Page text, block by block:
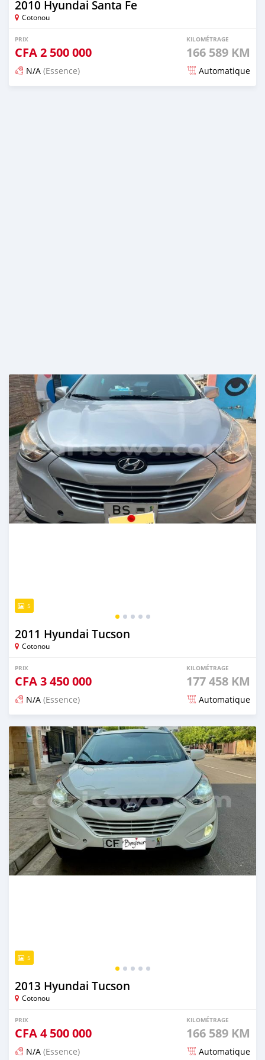
2010 Hyundai Santa Fe
Cotonou
PRIX
CFA2 500 000
KILOMÉTRAGE
166 589 KM
N/A (Essence) Automatique
5
2011 Hyundai Tucson
Cotonou
PRIX
CFA3 450 000
KILOMÉTRAGE
177 458 KM
N/A (Essence) Automatique
Publié il y a 6 mois
5
2013 Hyundai Tucson
Cotonou
PRIX
CFA4 500 000
KILOMÉTRAGE
166 589 KM
N/A (Essence) Automatique